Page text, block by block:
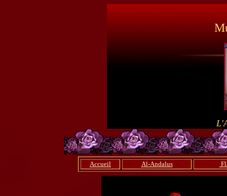
Accueil Al-Andalus